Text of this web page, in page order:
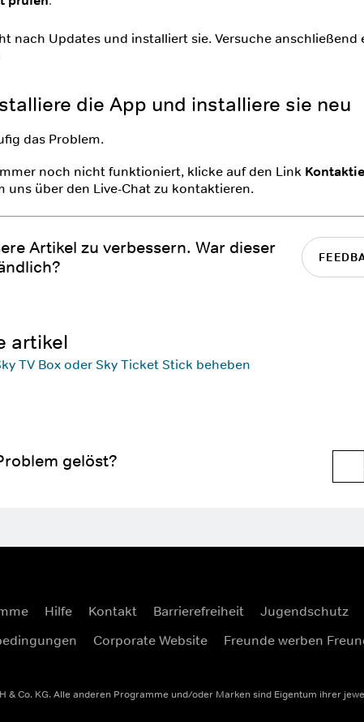
nach Updates und installiert sie. Versuche anschließend
die App und installiere sie neu
das Problem.
noch nicht funktioniert, klicke auf den Link
uns über den Live-Chat zu kontaktieren.
Artikel zu verbessern. War dieser
artikel
TV Box oder Sky Ticket Stick beheben
gelöst?
Hilfe Kontakt Barrierefreiheit Jugendschutz
Corporate Website Freunde werben
& Co. KG. Alle anderen Programme und/oder Marken sind Eigentum ihrer